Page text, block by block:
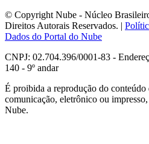
© Copyright Nube - Núcleo
Direitos Autorais Reservados. |
Dados do Portal do Nube
CNPJ: 02.704.396/0001-83 -
140 - 9º andar
É proibida a reprodução do conteúdo
comunicação, eletrônico ou
Nube.